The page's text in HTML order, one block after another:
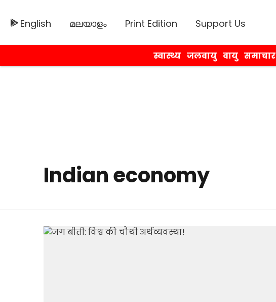
English മലയാളം Print Edition Support Us
स्वास्थ्य जलवायु वायु समाचार
Indian economy